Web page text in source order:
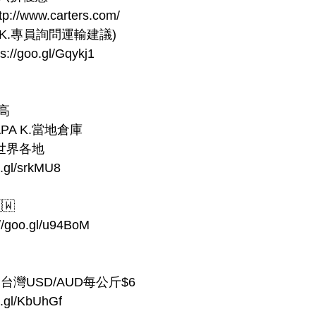
www.carters.com/
專員詢問運輸建議)
goo.gl/Gqykj1
K.當地倉庫
界各地
srkMU8
u94BoM
灣USD/AUD每公斤$6
KbUhGf